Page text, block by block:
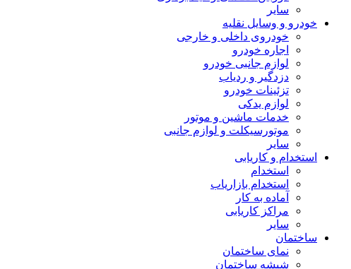
سایر
خودرو و وسایل نقلیه
خودروی داخلی و خارجی
اجاره خودرو
لوازم جانبی خودرو
دزدگیر و ردیاب
تزئینات خودرو
لوازم یدکی
خدمات ماشین و موتور
موتورسیکلت و لوازم جانبی
سایر
استخدام و کاریابی
استخدام
استخدام بازاریاب
آماده به کار
مراکز کاریابی
سایر
ساختمان
نمای ساختمان
شیشه ساختمان